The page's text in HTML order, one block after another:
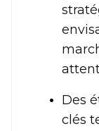
Des
clés